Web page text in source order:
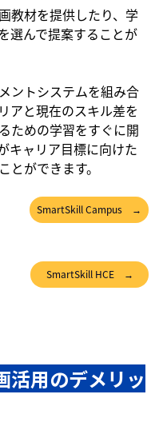
教材を提供したり、学
選んで提案することが
ントシステムを組み合
アと現在のスキル差を
ための学習をすぐに開
キャリア目標に向けた
ができます。
SmartSkill Campus →
SmartSkill HCE →
活用のデメリッ